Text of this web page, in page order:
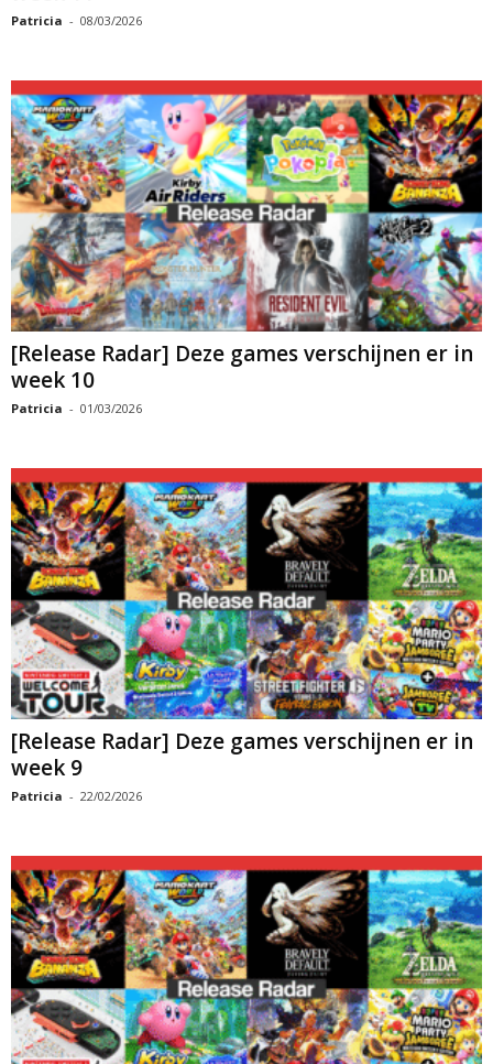
Patricia - 08/03/2026
[Release Radar] Deze games verschijnen er in
week 10
Patricia - 01/03/2026
[Release Radar] Deze games verschijnen er in
week 9
Patricia - 22/02/2026